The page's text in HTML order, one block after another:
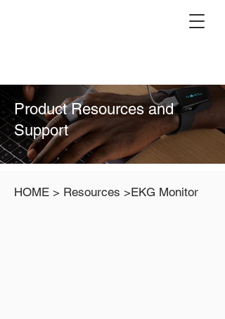
Product Resources and
Support
HOME > Resources >EKG Monitor